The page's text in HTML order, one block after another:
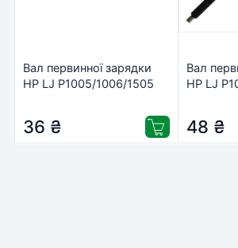
Вал первинної зарядки
HP LJ P1005/1006/1505
36 ₴
Вал
HP LJ
48 ₴